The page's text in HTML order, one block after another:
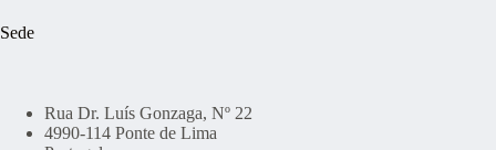
Sede
Rua Dr. Luís Gonzaga, Nº 22
4990-114 Ponte de Lima